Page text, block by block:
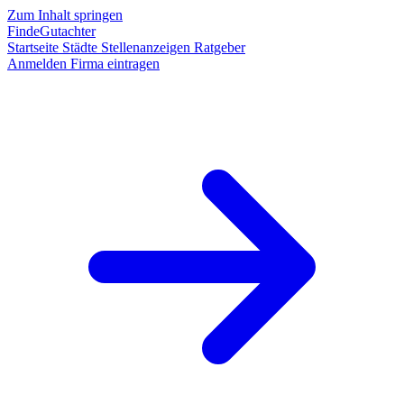
Zum Inhalt springen
FindeGutachter
Startseite Städte Stellenanzeigen Ratgeber
Anmelden Firma eintragen